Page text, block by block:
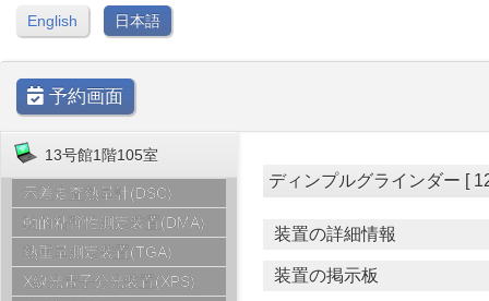
English 日本語
予約画面
13号館1階105室
示差走査熱量計(DSC)
動的粘弾性測定装置(DMA)
熱重量測定装置(TGA)
X線光電子分光装置(XPS)
ディンプルグラインダー [
装置の詳細情報
装置の掲示板